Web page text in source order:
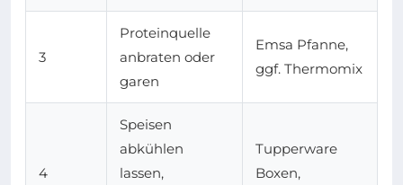
3
Proteinquelle
anbraten oder
garen
Emsa Pfanne,
ggf. Thermomix
4
Speisen
abkühlen
lassen,
Tupperware
Boxen,